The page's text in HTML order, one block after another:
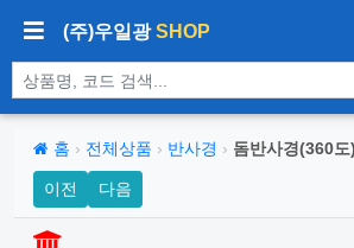
(주)우일광SHOP
상품 검색
홈 › 전체상품 › 반사경 › 돔반사경(360
이전 다음